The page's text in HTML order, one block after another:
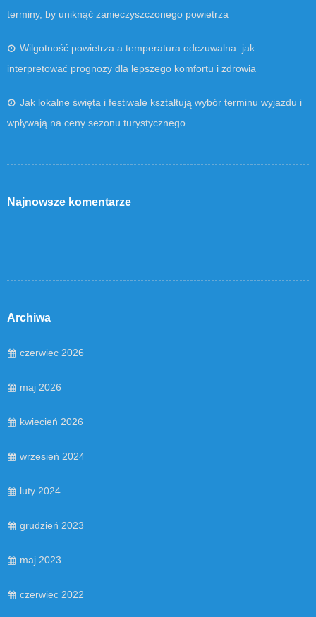
terminy, by uniknąć zanieczyszczonego powietrza
Wilgotność powietrza a temperatura odczuwalna: jak
interpretować prognozy dla lepszego komfortu i zdrowia
Jak lokalne święta i festiwale kształtują wybór terminu wyjazdu i
wpływają na ceny sezonu turystycznego
Najnowsze komentarze
Archiwa
czerwiec 2026
maj 2026
kwiecień 2026
wrzesień 2024
luty 2024
grudzień 2023
maj 2023
czerwiec 2022